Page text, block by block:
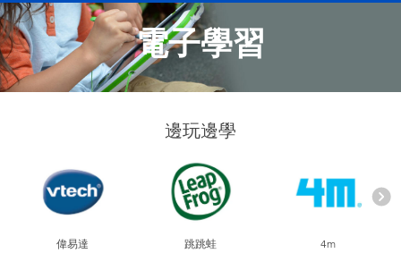
單車,滑板車,騎乘車
拼砌組合及樂高LEGO
手工藝,文具,蠟筆,泥膠,畫板
娃娃, 芭比,收藏公仔
Toy Story反斗奇兵
Spider-Man蜘蛛俠
Pokemon寶可夢
3~4歳
5~7歳
14歳以上
電子學習
邊玩邊學
偉易達 跳跳蛙 4m